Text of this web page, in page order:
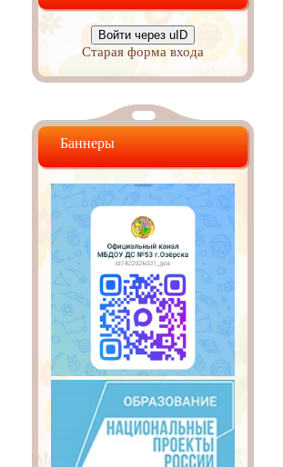
Войти через uID
Старая форма входа
Баннеры